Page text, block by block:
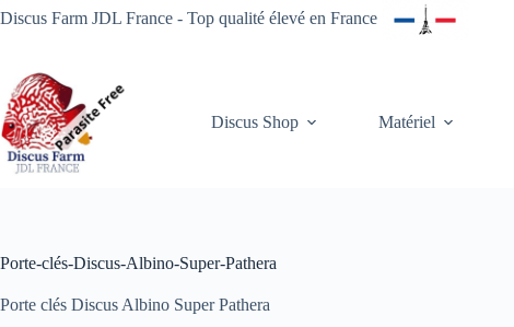
Passer
au
Discus Farm JDL France - Top qualité élevé en France
Discus Shop Matériel
Porte-clés-Discus-Albino-Super-Pathera
Porte clés Discus Albino Super Pathera